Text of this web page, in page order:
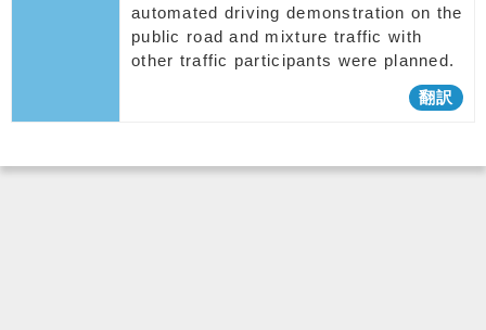
automated driving demonstration on the
public road and mixture traffic with
other traffic participants were planned.
翻訳